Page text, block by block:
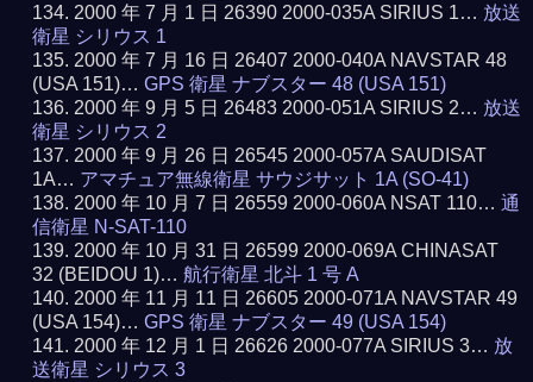
2000 年 7 月 1 日 26390 2000-035A SIRIUS 1… 放送
衛星 シリウス 1
2000 年 7 月 16 日 26407 2000-040A NAVSTAR 48
(USA 151)…GPS 衛星 ナブスター 48 (USA 151)
2000 年 9 月 5 日 26483 2000-051A SIRIUS 2… 放送
衛星 シリウス 2
2000 年 9 月 26 日 26545 2000-057A SAUDISAT
1A… アマチュア無線衛星 サウジサット 1A (SO-41)
2000 年 10 月 7 日 26559 2000-060A NSAT 110…通
信衛星 N-SAT-110
2000 年 10 月 31 日 26599 2000-069A CHINASAT
32 (BEIDOU 1)…航行衛星 北斗 1 号 A
2000 年 11 月 11 日 26605 2000-071A NAVSTAR 49
(USA 154)…GPS 衛星 ナブスター 49 (USA 154)
2000 年 12 月 1 日 26626 2000-077A SIRIUS 3… 放
送衛星 シリウス 3